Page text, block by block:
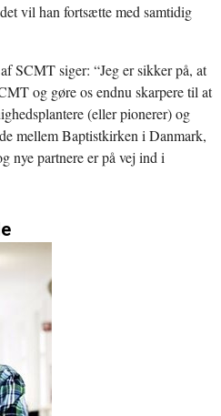
vil han fortsætte med samtidig
SCMT siger: “Jeg er sikker på, at
og gøre os endnu skarpere til at
(eller pionerer) og
mellem Baptistkirken i Danmark,
nye partnere er på vej ind i